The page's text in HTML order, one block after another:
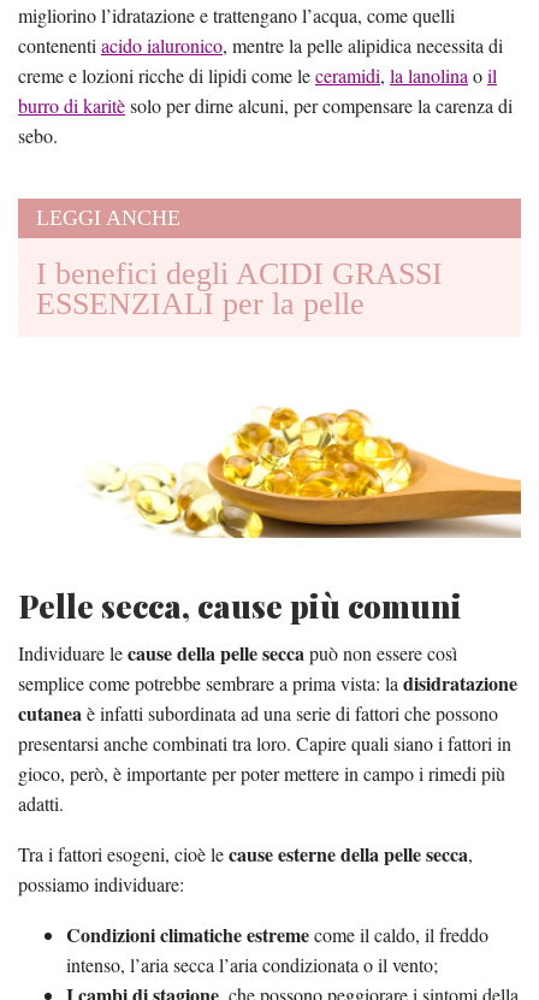
migliorino l’idratazione e trattengano l’acqua, come quelli
contenenti acido ialuronico, mentre la pelle alipidica necessita di
creme e lozioni ricche di lipidi come leceramidi, la lanolina oil
burro di karitèsolo per dirne alcuni, per compensare la carenza di
sebo.
LEGGI ANCHE
I benefici degli ACIDI GRASSI
ESSENZIALI per la pelle
Pelle secca, cause più comuni
Individuare lecause della pelle seccapuò non essere così
semplice come potrebbe sembrare a prima vista: la disidratazione
cutaneaè infatti subordinata ad una serie di fattori che possono
presentarsi anche combinati tra loro. Capire quali siano i fattori in
gioco, però, è importante per poter mettere in campo i rimedi più
adatti.
Tra i fattori esogeni, cioè lecause esterne della pelle secca,
possiamo individuare:
Condizioni climatiche estremecome il caldo, il freddo
intenso, l’aria secca l’aria condizionata o il vento;
, che possono peggiorare i sintomi della